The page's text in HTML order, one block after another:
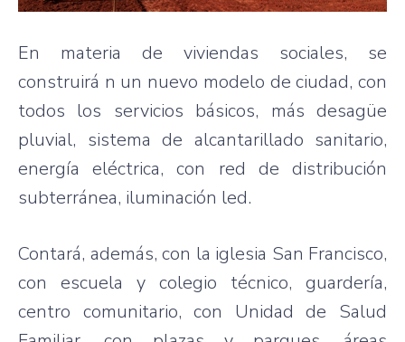
En materia de viviendas sociales, se
construirá n un nuevo modelo de ciudad, con
todos los servicios básicos, más desagüe
pluvial, sistema de alcantarillado sanitario,
energía eléctrica, con red de distribución
subterránea, iluminación led.
Contará, además, con la iglesia San Francisco,
con escuela y colegio técnico, guardería,
centro comunitario, con Unidad de Salud